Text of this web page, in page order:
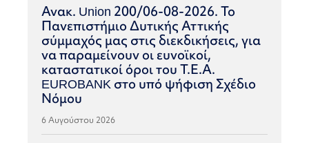
Ανακ. Union 200/06-08-2026. Το
Πανεπιστήμιο Δυτικής Αττικής
σύμμαχός μας στις διεκδικήσεις, για
να παραμείνουν οι ευνοϊκοί,
καταστατικοί όροι του Τ.Ε.Α.
EUROBANK στο υπό ψήφιση Σχέδιο
Νόμου
6 Αυγούστου 2026